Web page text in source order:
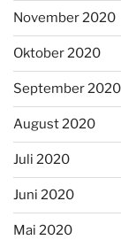
November 2020
Oktober 2020
September 2020
August 2020
Juli 2020
Juni 2020
Mai 2020